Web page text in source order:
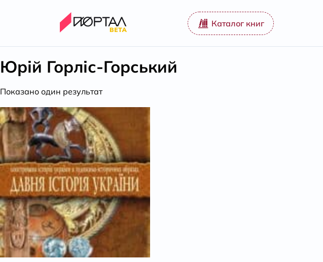
Каталог книг
Юрій Горліс-Горський
Показано один результат